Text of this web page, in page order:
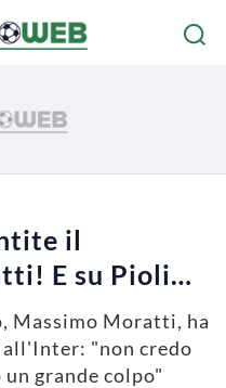
il
E su Pioli…
Massimo Moratti, ha
"non credo
grande colpo"